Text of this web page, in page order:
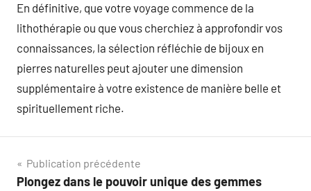
En définitive, que votre voyage commence de la
lithothérapie ou que vous cherchiez à approfondir vos
connaissances, la sélection réfléchie de bijoux en
pierres naturelles peut ajouter une dimension
supplémentaire à votre existence de manière belle et
spirituellement riche.
Navigation
Publication précédente
Plongez dans le pouvoir unique des gemmes